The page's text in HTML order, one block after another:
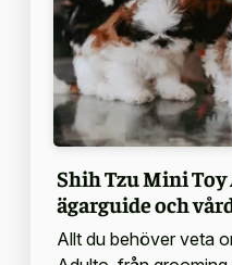
Shih Tzu Mini
ägarguide och
Allt du behöver veta